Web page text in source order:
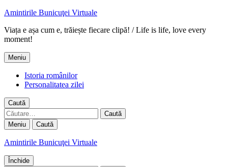
Amintirile Bunicuţei Virtuale
Viața e așa cum e, trăiește fiecare clipă! / Life is life, love every
moment!
Meniu
Istoria românilor
Personalitatea zilei
Caută
Caută
după:
Meniu Caută
Amintirile Bunicuţei Virtuale
Închide